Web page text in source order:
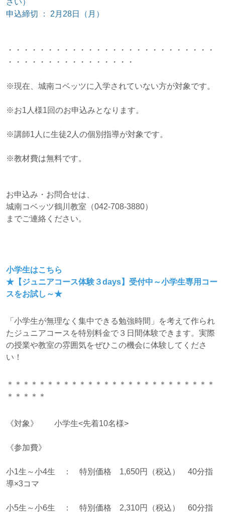
さい）
申込締切 ： 2月28日（月）
・・・・・・・・・・・・・・・・・・・・・・・・・・
・・・・・・・・・・・・・・・・
※現在、城南コベッツに入学されていない方が対象です。
※お1人様1回のお申込みとなります。
※講師1人に生徒2人の個別指導が対象です。
※教材費は無料です。
お申込み・お問合せは、
城南コベッツ鶴川教室（042-708-3880）
までご連絡ください。
小学生はこちら
★【ジュニアコース体験３days】受付中～小学生専用コー
スをお試し～★
「小学生が無理なく集中できる勉強時間」を考えて作られ
たジュニアコースを特別料金で３日間体験できます。実際
の授業や教室の雰囲気をぜひこの機会に体験してくださ
い！
＊＊＊＊＊＊＊＊＊＊＊＊＊＊＊＊＊＊＊＊＊＊＊＊＊＊
＊＊＊＊＊
《対象》 小学生<先着10名様>
《参加費》
小1生～小4生 ： 特別価格 1,650円（税込） 40分指
導×3コマ
小5生～小6生 ： 特別価格 2,310円（税込） 60分指